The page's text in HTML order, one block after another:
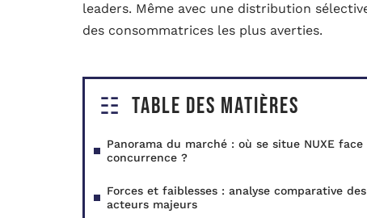
leaders. Même avec une distribution
des consommatrices les plus averties.
Table des matières
Panorama du marché : où se situe NUXE face
concurrence ?
Forces et faiblesses : analyse comparative des
acteurs majeurs